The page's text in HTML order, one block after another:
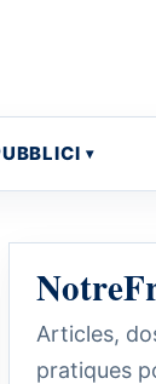
Articles,
pratiques